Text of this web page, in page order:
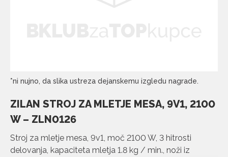
*ni nujno, da slika ustreza dejanskemu izgledu nagrade.
ZILAN STROJ ZA MLETJE MESA, 9V1, 2100
W – ZLN0126
Stroj za mletje mesa, 9v1, moč 2100 W, 3 hitrosti
delovanja, kapaciteta mletja 1.8 kg / min., noži iz